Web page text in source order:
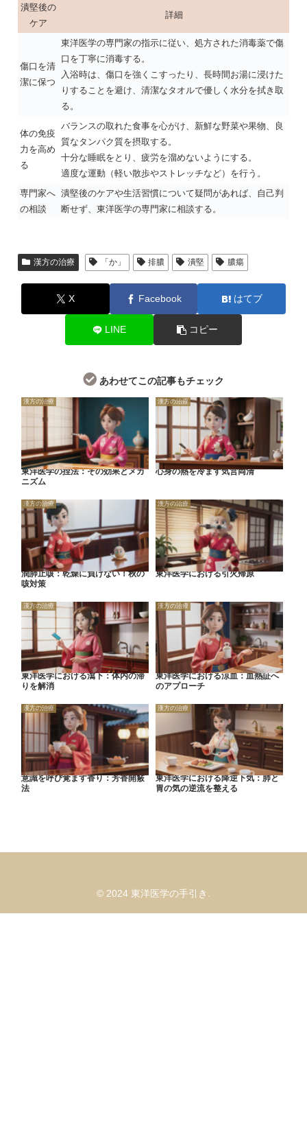
潰堅後の
ケア
詳細
傷口を清
潔に保つ
東洋医学の専門家の指示に従い、処方された消毒薬で傷
口を丁寧に消毒する。
入浴時は、傷口を強くこすったり、長時間お湯に浸けた
りすることを避け、清潔なタオルで優しく水分を拭き取
る。
体の免疫
力を高め
る
バランスの取れた食事を心がけ、新鮮な野菜や果物、良
質なタンパク質を摂取する。
十分な睡眠をとり、疲労を溜めないようにする。
適度な運動（軽い散歩やストレッチなど）を行う。
専門家へ
の相談
潰堅後のケアや生活習慣について疑問があれば、自己判
断せず、東洋医学の専門家に相談する。
漢方の治療 「か」 排膿 潰堅 膿瘍
X Facebook はてブ
LINE コピー
あわせてこの記事もチェック
漢方の治療
東洋医学の捏法：その効果とメカ
ニズム
漢方の治療
心身の熱を冷ます気営両清
漢方の治療
潤肺止咳：乾燥に負けない！秋の
咳対策
漢方の治療
東洋医学における引火帰原
漢方の治療
東洋医学における瀉下：体内の滞
りを解消
漢方の治療
東洋医学における涼血：血熱証へ
のアプローチ
漢方の治療
意識を呼び覚ます香り：芳香開竅
法
漢方の治療
東洋医学における降逆下気：肺と
胃の気の逆流を整える
© 2024 東洋医学の手引き.